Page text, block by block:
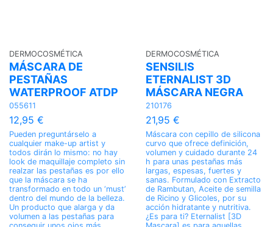
DERMOCOSMÉTICA
MÁSCARA DE
PESTAÑAS
WATERPROOF ATDP
055611
12,95 €
Pueden preguntárselo a
cualquier make-up artist y
todos dirán lo mismo: no hay
look de maquillaje completo sin
realzar las pestañas es por ello
que la máscara se ha
transformado en todo un ‘must’
dentro del mundo de la belleza.
Un producto que alarga y da
volumen a las pestañas para
DERMOCOSMÉTICA
SENSILIS
ETERNALIST 3D
MÁSCARA NEGRA
210176
21,95 €
Máscara con cepillo de silicona
curvo que ofrece definición,
volumen y cuidado durante 24
h para unas pestañas más
largas, espesas, fuertes y
sanas. Formulado con Extracto
de Rambutan, Aceite de semilla
de Ricino y Glicoles, por su
acción hidratante y nutritiva.
¿Es para ti? Eternalist [3D